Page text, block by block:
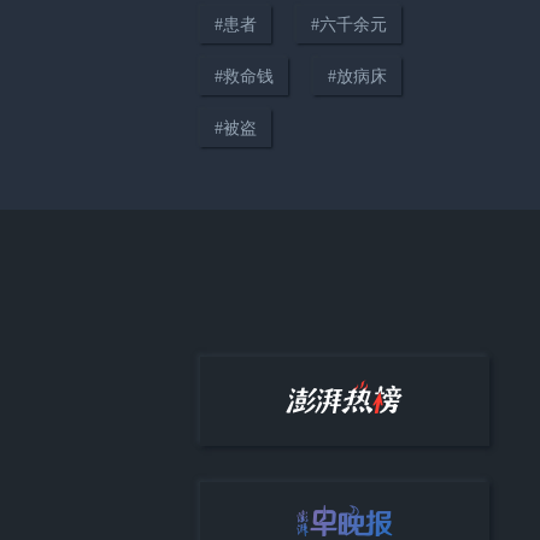
文的手机被盗，民警深夜追踪7小
#患者 #六千余元
#救命钱 #放病床
#被盗